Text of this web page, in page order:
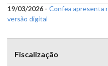
19/03/2026 - Confea apresenta
versão digital
comFiscalização